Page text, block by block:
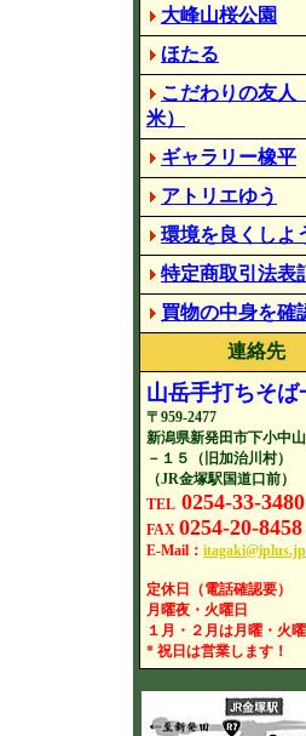
大峰山桜公園
ほたる
こだわりの友人
米）
ギャラリー橡平
アトリエゆう
環境を良くしよ
特定商取引法表
買物の中身を確
連絡先
山岳手打ちそば
〒959-2477
新潟県新発田市下小中
－１５（旧加治川村）
（JR金塚駅国道口前）
TEL 0254-33-3480
FAX 0254-20-8458
E-Mail： itagaki@iplus.jp
定休日（電話確認要）
月曜夜・火曜日
１月・２月は月曜・火曜
* 祝日は営業します！